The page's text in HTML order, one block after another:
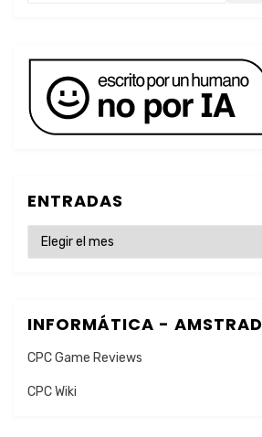
ENTRADAS
ENTRADAS
INFORMÁTICA - AMSTRAD
CPC Game Reviews
CPC Wiki